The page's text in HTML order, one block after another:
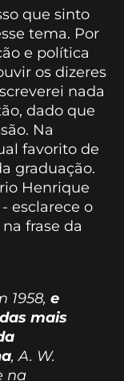
que sinto
tema. Por
e política
os dizeres
nada
dado que
Na
favorito de
graduação.
Henrique
esclarece o
frase da
1958, e
mais
, A. W.
na